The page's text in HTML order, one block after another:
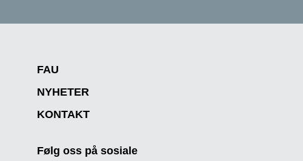
FAU
NYHETER
KONTAKT
Følg oss på sosiale